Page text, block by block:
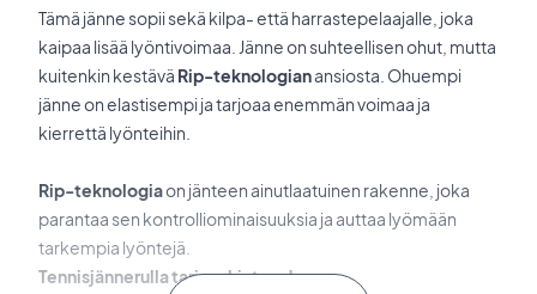
Tämä jänne sopii sekä kilpa- että harrastepelaajalle, joka
kaipaa lisää lyöntivoimaa. Jänne on suhteellisen ohut, mutta
kuitenkin kestävä Rip-teknologianansiosta. Ohuempi
jänne on elastisempi ja tarjoaa enemmän voimaa ja
kierrettä lyönteihin.
Rip-teknologiaon jänteen ainutlaatuinen rakenne, joka
parantaa sen kontrolliominaisuuksia ja auttaa lyömään
tarkempia lyöntejä.
Tennisjännerulla tarjoushintaan!